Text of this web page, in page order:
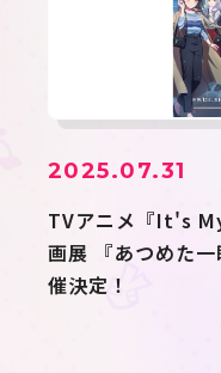
2025.07.31
TVアニメ『It's
画展 『あつめた
催決定！